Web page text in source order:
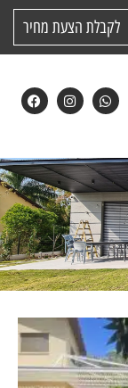
לקבלת הצעת מחיר